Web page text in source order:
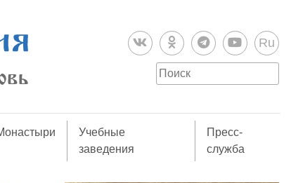
Ru
Учебные
заведения
Пресс-
служба